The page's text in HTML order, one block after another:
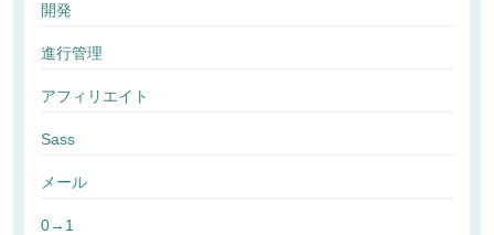
開発
進行管理
アフィリエイト
Sass
メール
0→1